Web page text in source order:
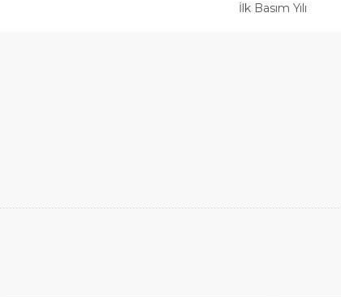
İlk Basım Yılı